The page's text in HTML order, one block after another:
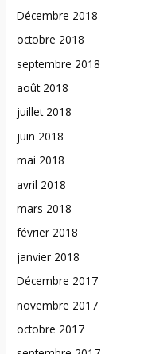
Décembre 2018
octobre 2018
septembre 2018
août 2018
juillet 2018
juin 2018
mai 2018
avril 2018
mars 2018
février 2018
janvier 2018
Décembre 2017
novembre 2017
octobre 2017